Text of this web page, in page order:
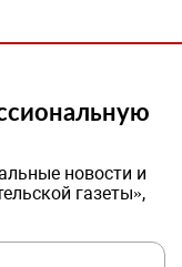
новости и
газеты»,